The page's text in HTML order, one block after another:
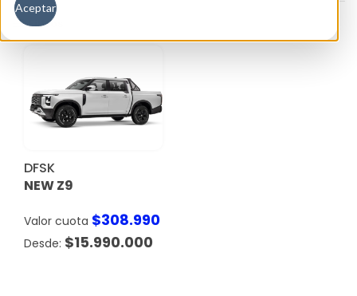
Aceptar
Filtros
DFSK
NEW Z9
Valor cuota $308.990
$15.990.000